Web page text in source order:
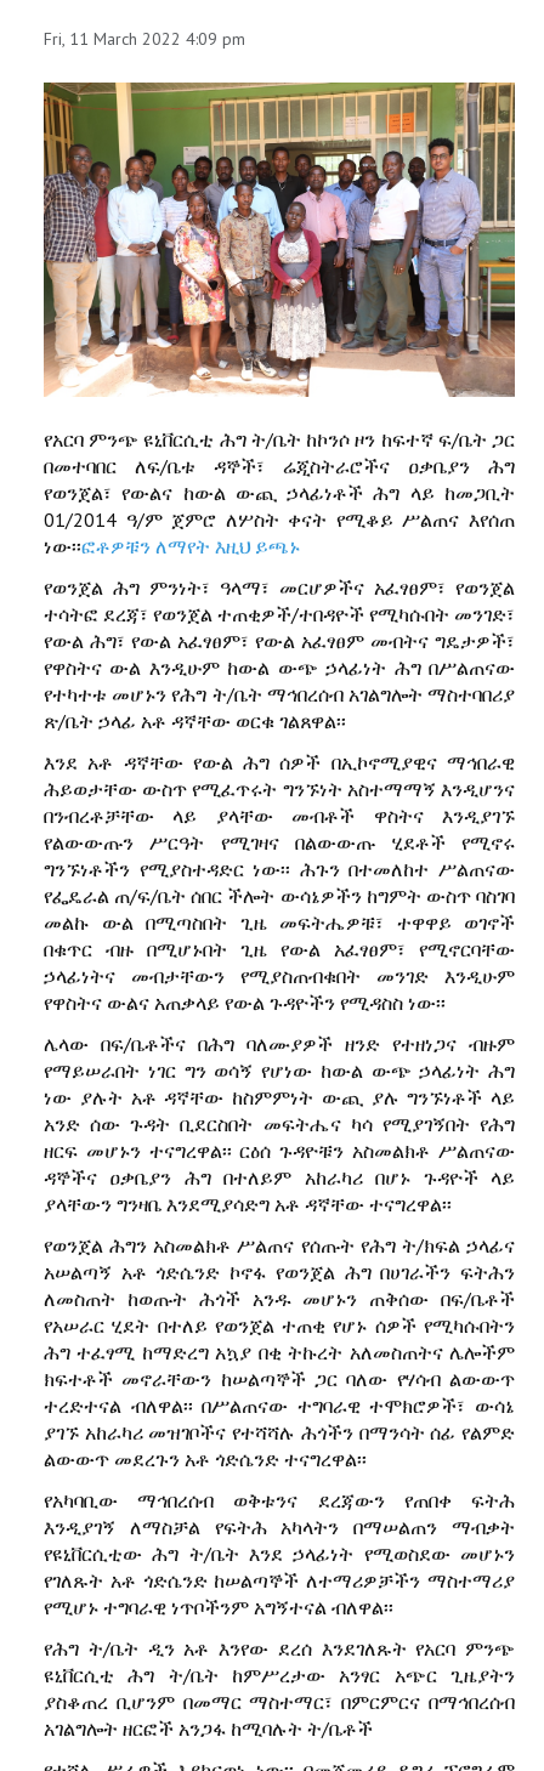
Fri, 11 March 2022 4:09 pm
የአርባ ምንጭ ዩኒቨርሲቲ ሕግ ት/ቤት ከኮንሶ ዞን ከፍተኛ ፍ/ቤት ጋር
በመተባበር ለፍ/ቤቱ ዳኞች፣ ሬጂስትራሮችና ዐቃቤያን ሕግ
የወንጀል፣ የውልና ከውል ውጪ ኃላፊነቶች ሕግ ላይ ከመጋቢት
01/2014 ዓ/ም ጀምሮ ለሦስት ቀናት የሚቆይ ሥልጠና እየሰጠ
ነው፡፡ፎቶዎቹን ለማየት እዚህ ይጫኑ
የወንጀል ሕግ ምንነት፣ ዓላማ፣ መርሆዎችና አፈፃፀም፣ የወንጀል
ተሳትፎ ደረጃ፣ የወንጀል ተጠቂዎች/ተበዳዮች የሚካሱበት መንገድ፣
የውል ሕግ፣ የውል አፈፃፀም፣ የውል አፈፃፀም መብትና ግዴታዎች፣
የዋስትና ውል እንዲሁም ከውል ውጭ ኃላፊነት ሕግ በሥልጠናው
የተካተቱ መሆኑን የሕግ ት/ቤት ማኅበረሰብ አገልግሎት ማስተባበሪያ
ጽ/ቤት ኃላፊ አቶ ዳኛቸው ወርቁ ገልጸዋል፡፡
እንደ አቶ ዳኛቸው የውል ሕግ ሰዎች በኢኮኖሚያዊና ማኅበራዊ
ሕይወታቸው ውስጥ የሚፈጥሩት ግንኙነት አስተማማኝ እንዲሆንና
በንብረቶቻቸው ላይ ያላቸው መብቶች ዋስትና እንዲያገኙ
የልውውጡን ሥርዓት የሚገዛና በልውውጡ ሂደቶች የሚኖሩ
ግንኙነቶችን የሚያስተዳድር ነው፡፡ ሕጉን በተመለከተ ሥልጠናው
የፌዴራል ጠ/ፍ/ቤት ሰበር ችሎት ውሳኔዎችን ከግምት ውስጥ ባስገባ
መልኩ ውል በሚጣስበት ጊዜ መፍትሔዎቹ፣ ተዋዋይ ወገኖች
በቁጥር ብዙ በሚሆኑበት ጊዜ የውል አፈፃፀም፣ የሚኖርባቸው
ኃላፊነትና መብታቸውን የሚያስጠብቁበት መንገድ እንዲሁም
የዋስትና ውልና አጠቃላይ የውል ጉዳዮችን የሚዳስስ ነው፡፡
ሌላው በፍ/ቤቶችና በሕግ ባለሙያዎች ዘንድ የተዘነጋና ብዙም
የማይሠራበት ነገር ግን ወሳኝ የሆነው ከውል ውጭ ኃላፊነት ሕግ
ነው ያሉት አቶ ዳኛቸው ከስምምነት ውጪ ያሉ ግንኙነቶች ላይ
አንድ ሰው ጉዳት ቢደርስበት መፍትሔና ካሳ የሚያገኝበት የሕግ
ዘርፍ መሆኑን ተናግረዋል፡፡ ርዕሰ ጉዳዮቹን አስመልክቶ ሥልጠናው
ዳኞችና ዐቃቤያን ሕግ በተለይም አከራካሪ በሆኑ ጉዳዮች ላይ
ያላቸውን ግንዛቤ እንደሚያሳድግ አቶ ዳኛቸው ተናግረዋል፡፡
የወንጀል ሕግን አስመልክቶ ሥልጠና የሰጡት የሕግ ት/ክፍል ኃላፊና
አሠልጣኝ አቶ ጎድሴንድ ኮኖፋ የወንጀል ሕግ በሀገራችን ፍትሕን
ለመስጠት ከወጡት ሕጎች አንዱ መሆኑን ጠቅሰው በፍ/ቤቶች
የአሠራር ሂደት በተለይ የወንጀል ተጠቂ የሆኑ ሰዎች የሚካሱበትን
ሕግ ተፈፃሚ ከማድረግ አኳያ በቂ ትኩረት አለመስጠትና ሌሎችም
ክፍተቶች መኖራቸውን ከሠልጣኞች ጋር ባለው የሃሳብ ልውውጥ
ተረድተናል ብለዋል፡፡ በሥልጠናው ተግባራዊ ተሞክሮዎች፣ ውሳኔ
ያገኙ አከራካሪ መዝገቦችና የተሻሻሉ ሕጎችን በማንሳት ሰፊ የልምድ
ልውውጥ መደረጉን አቶ ጎድሴንድ ተናግረዋል፡፡
የአካባቢው ማኅበረሰብ ወቅቱንና ደረጃውን የጠበቀ ፍትሕ
እንዲያገኝ ለማስቻል የፍትሕ አካላትን በማሠልጠን ማብቃት
የዩኒቨርሲቲው ሕግ ት/ቤት እንደ ኃላፊነት የሚወስደው መሆኑን
የገለጹት አቶ ጎድሴንድ ከሠልጣኞች ለተማሪዎቻችን ማስተማሪያ
የሚሆኑ ተግባራዊ ነጥቦችንም አግኝተናል ብለዋል፡፡
የሕግ ት/ቤት ዲን አቶ እንየው ደረሰ እንደገለጹት የአርባ ምንጭ
ዩኒቨርሲቲ ሕግ ት/ቤት ከምሥረታው አንፃር አጭር ጊዜያትን
ያስቆጠረ ቢሆንም በመማር ማስተማር፣ በምርምርና በማኅበረሰብ
አገልግሎት ዘርፎች አንጋፋ ከሚባሉት ት/ቤቶች